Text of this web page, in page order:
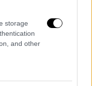
storage
and other
οι